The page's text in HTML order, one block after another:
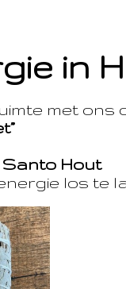
in
met ons
Santo Hout
los te